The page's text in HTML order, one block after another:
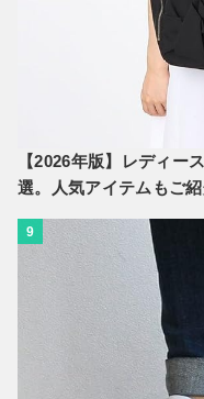
【2026年版】レディー
選。人気アイテムもご
9